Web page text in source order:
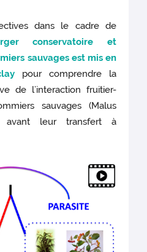
dans le cadre de
conservatoire et
sauvages est mis en
pour comprendre la
de l’interaction fruitier-
sauvages (Malus
avant leur transfert à